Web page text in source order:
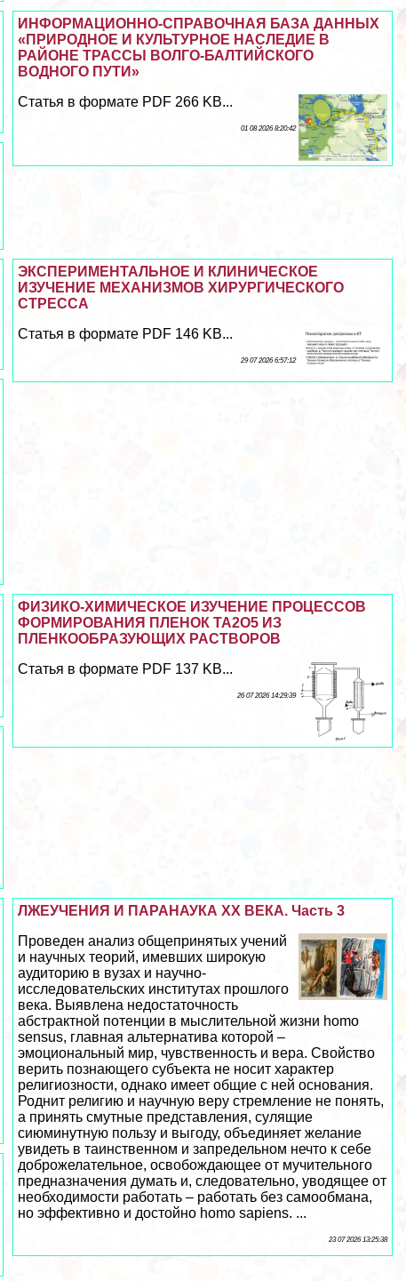
ИНФОРМАЦИОННО-СПРАВОЧНАЯ БАЗА ДАННЫХ
«ПРИРОДНОЕ И КУЛЬТУРНОЕ НАСЛЕДИЕ В
РАЙОНЕ ТРАССЫ ВОЛГО-БАЛТИЙСКОГО
ВОДНОГО ПУТИ»
Статья в формате PDF 266 KB...
01 08 2026 8:20:42
ЭКСПЕРИМЕНТАЛЬНОЕ И КЛИНИЧЕСКОЕ
ИЗУЧЕНИЕ МЕХАНИЗМОВ ХИРУРГИЧЕСКОГО
СТРЕССА
Статья в формате PDF 146 KB...
29 07 2026 6:57:12
ФИЗИКО-ХИМИЧЕСКОЕ ИЗУЧЕНИЕ ПРОЦЕССОВ
ФОРМИРОВАНИЯ ПЛЕНОК ТА2О5 ИЗ
ПЛЕНКООБРАЗУЮЩИХ РАСТВОРОВ
Статья в формате PDF 137 KB...
26 07 2026 14:29:39
ЛЖЕУЧЕНИЯ И ПАРАНАУКА ХХ ВЕКА. Часть 3
Проведен анализ общепринятых учений
и научных теорий, имевших широкую
аудиторию в вузах и научно-
исследовательских институтах прошлого
века. Выявлена недостаточность
абстpaктной потенции в мыслительной жизни homo
sensus, главная альтернатива которой –
эмоциональный мир, чувственность и вера. Свойство
верить познающего субъекта не носит хаpaктер
религиозности, однако имеет общие с ней основания.
Роднит религию и научную веру стремление не понять,
а принять смутные представления, сулящие
сиюминутную пользу и выгоду, объединяет желание
увидеть в таинственном и запредельном нечто к себе
доброжелательное, освобождающее от мучительного
предназначения думать и, следовательно, уводящее от
необходимости работать – работать без самообмана,
но эффективно и достойно homo sapiens. ...
23 07 2026 13:25:38